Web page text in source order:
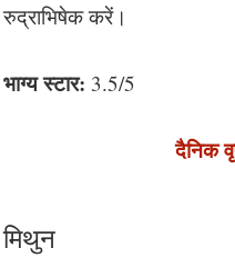
रुद्राभिषेक करें।
भाग्य स्टार: 3.5/5
दैनिक
मिथुन